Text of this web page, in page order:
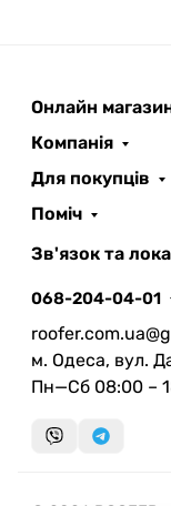
Онлайн
Компанія
Для покупців
Поміч
Зв'язок та
068-204-04-01
м. Одеса, вул.
Пн—Сб 08:00 –
AI